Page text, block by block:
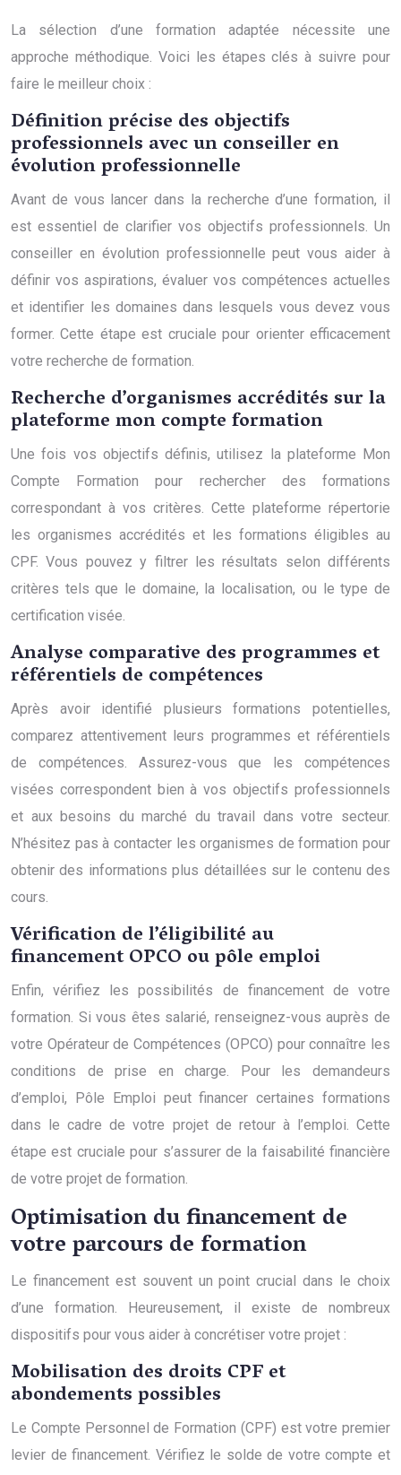
La sélection d’une formation adaptée nécessite une
approche méthodique. Voici les étapes clés à suivre pour
faire le meilleur choix :
Définition précise des objectifs
professionnels avec un conseiller en
évolution professionnelle
Avant de vous lancer dans la recherche d’une formation, il
est essentiel de clarifier vos objectifs professionnels. Un
conseiller en évolution professionnelle peut vous aider à
définir vos aspirations, évaluer vos compétences actuelles
et identifier les domaines dans lesquels vous devez vous
former. Cette étape est cruciale pour orienter efficacement
votre recherche de formation.
Recherche d’organismes accrédités sur la
plateforme mon compte formation
Une fois vos objectifs définis, utilisez la plateforme Mon
Compte Formation pour rechercher des formations
correspondant à vos critères. Cette plateforme répertorie
les organismes accrédités et les formations éligibles au
CPF. Vous pouvez y filtrer les résultats selon différents
critères tels que le domaine, la localisation, ou le type de
certification visée.
Analyse comparative des programmes et
référentiels de compétences
Après avoir identifié plusieurs formations potentielles,
comparez attentivement leurs programmes et référentiels
de compétences. Assurez-vous que les compétences
visées correspondent bien à vos objectifs professionnels
et aux besoins du marché du travail dans votre secteur.
N’hésitez pas à contacter les organismes de formation pour
obtenir des informations plus détaillées sur le contenu des
cours.
Vérification de l’éligibilité au
financement OPCO ou pôle emploi
Enfin, vérifiez les possibilités de financement de votre
formation. Si vous êtes salarié, renseignez-vous auprès de
votre Opérateur de Compétences (OPCO) pour connaître les
conditions de prise en charge. Pour les demandeurs
d’emploi, Pôle Emploi peut financer certaines formations
dans le cadre de votre projet de retour à l’emploi. Cette
étape est cruciale pour s’assurer de la faisabilité financière
de votre projet de formation.
Optimisation du financement de
votre parcours de formation
Le financement est souvent un point crucial dans le choix
d’une formation. Heureusement, il existe de nombreux
dispositifs pour vous aider à concrétiser votre projet :
Mobilisation des droits CPF et
abondements possibles
Le Compte Personnel de Formation (CPF) est votre premier
levier de financement. Vérifiez le solde de votre compte et